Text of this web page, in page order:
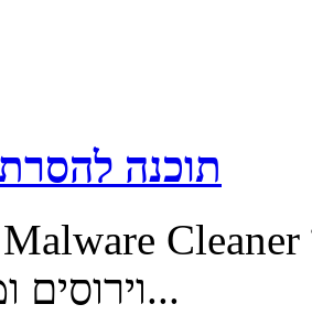
תוכנה להסרת
וירוסים ומחיקתם...